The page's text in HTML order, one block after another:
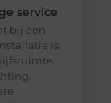
service
bij een
is